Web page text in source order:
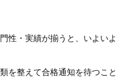
性・実績が揃うと、いよいよ
を整えて合格通知を待つこと